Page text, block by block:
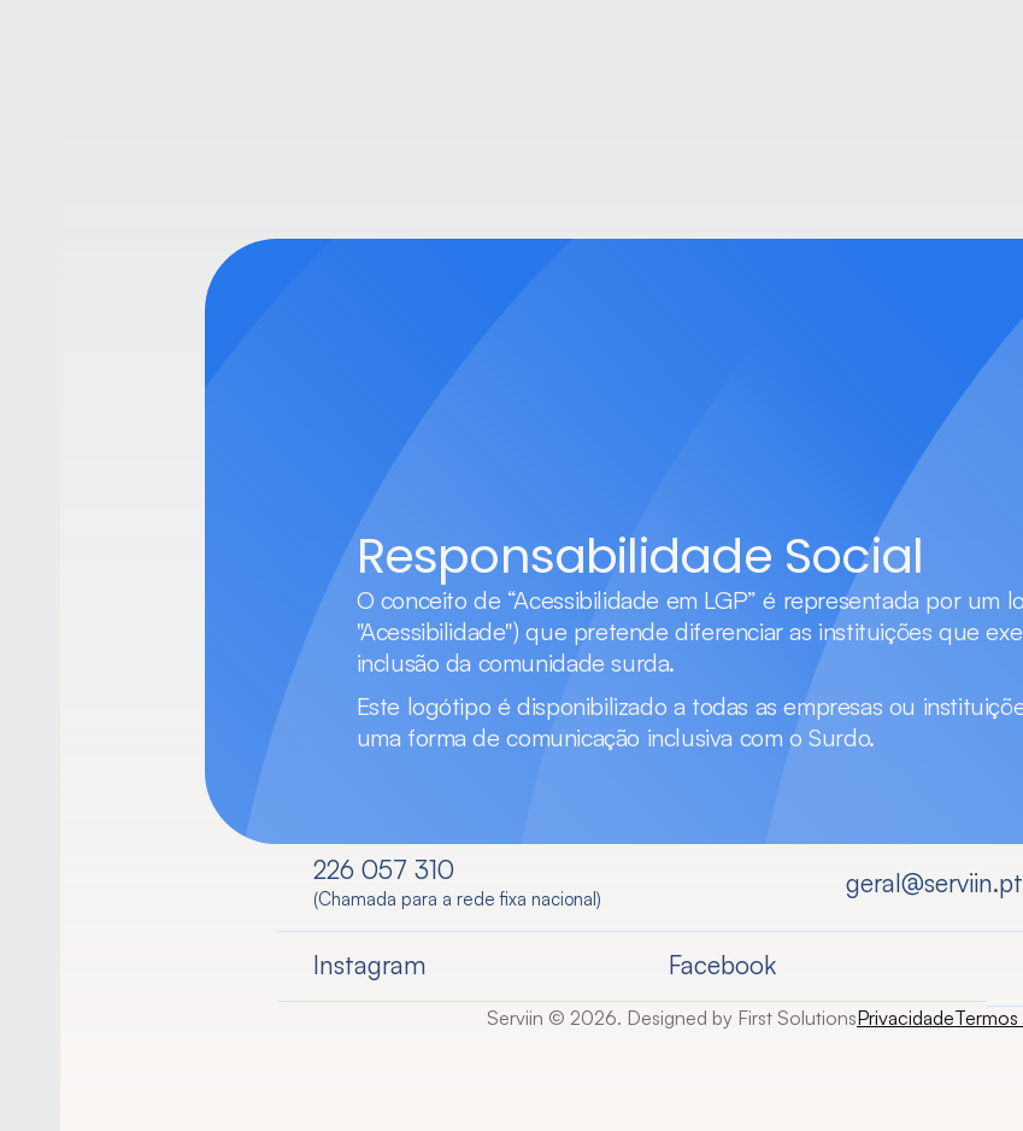
Responsabilidade Social
O conceito de “Acessibilidade em LGP” é representada por um
"Acessibilidade") que pretende diferenciar as instituições que
inclusão da comunidade surda.
Este logótipo é disponibilizado a todas as empresas ou
uma forma de comunicação inclusiva com o Surdo.
226 057 310
(Chamada para a rede fixa nacional)
geral@serviin.pt
Instagram Facebook
Serviin © 2026. Designed by First SolutionsPrivacidade